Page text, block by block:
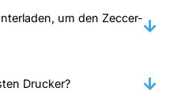
um den Zeccer-
Drucker?